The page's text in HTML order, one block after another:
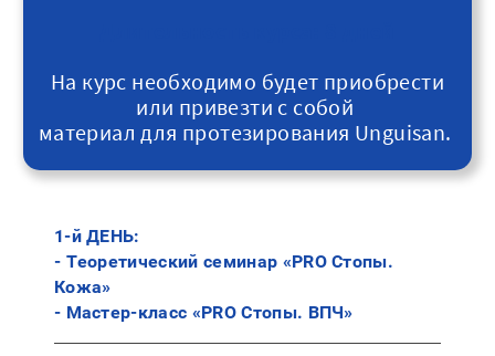
На курс необходимо будет приобрести
или привезти с собой
материал для протезирования Unguisan.
1-й ДЕНЬ:
- Теоретический семинар «PRO Стопы.
Кожа»
- Мастер-класс «PRO Стопы. ВПЧ»